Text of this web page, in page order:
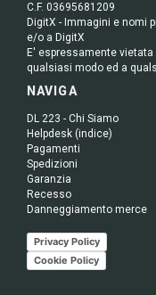
C.F. 03695681209
DigitX - Immagini e nomi
e/o a DigitX
E' espressamente
qualsiasi modo ed a
NAVIGA
DL 223 - Chi Siamo
Helpdesk (indice)
Pagamenti
Spedizioni
Garanzia
Recesso
Danneggiamento merce
Privacy Policy
Cookie Policy